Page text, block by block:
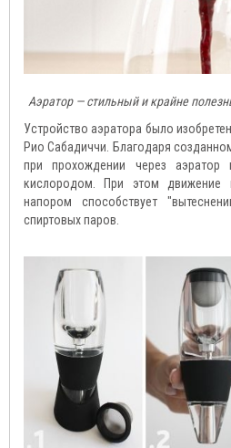
Аэратор — стильный и крайне
Устройство аэратора было
Рио Сабадиччи. Благодаря
при прохождении через аэратор
кислородом. При этом движение
напором способствует
спиртовых паров.